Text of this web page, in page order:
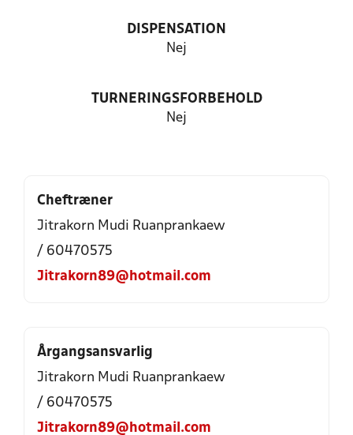
DISPENSATION
Nej
TURNERINGSFORBEHOLD
Nej
Cheftræner
Jitrakorn Mudi Ruanprankaew
/ 60470575
Jitrakorn89@hotmail.com
Årgangsansvarlig
Jitrakorn Mudi Ruanprankaew
/ 60470575
Jitrakorn89@hotmail.com